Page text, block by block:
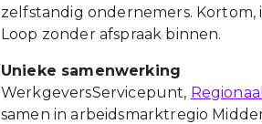
zelfstandig ondernemers.
Loop zonder afspraak binnen.
Unieke samenwerking
WerkgeversServicepunt,
samen in arbeidsmarktregio